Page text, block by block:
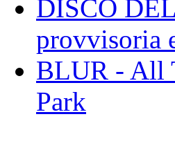
DISCO
provvisoria
BLUR - All
Park